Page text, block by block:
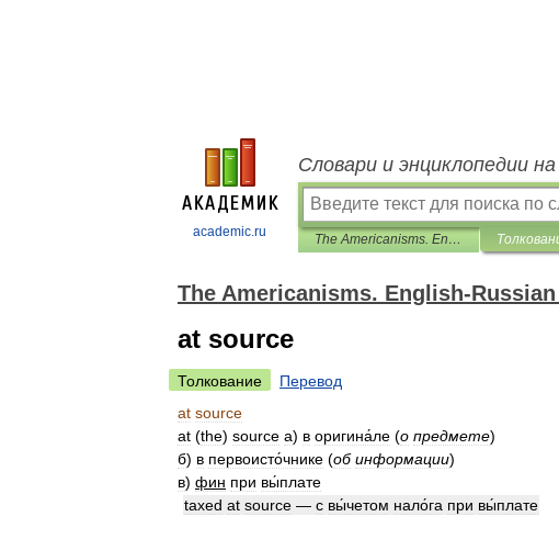
academic.ru
Словари и энциклопедии
The Americanisms. English-Russian dictionary.
The Americanisms. English-
at source
Толкование
Перевод
at source
at (the) source а) в оригина́ле (о предмете)
б) в первоисто́чнике (об информации)
в) фин при вы́плате
taxed at source — с вы́четом нало́га при вы́плате